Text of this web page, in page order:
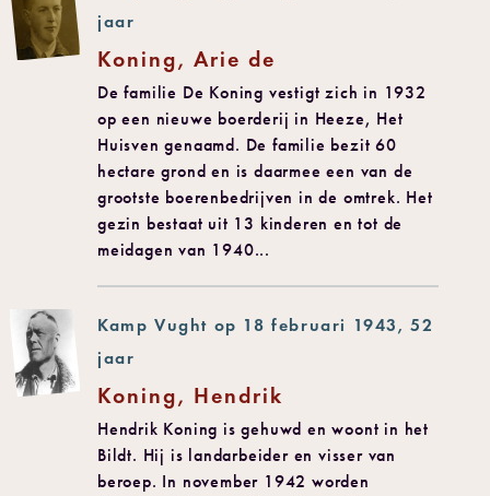
jaar
Koning, Arie de
De familie De Koning vestigt zich in 1932
op een nieuwe boerderij in Heeze, Het
Huisven genaamd. De familie bezit 60
hectare grond en is daarmee een van de
grootste boerenbedrijven in de omtrek. Het
gezin bestaat uit 13 kinderen en tot de
meidagen van 1940...
Kamp Vught op 18 februari 1943, 52
jaar
Koning, Hendrik
Hendrik Koning is gehuwd en woont in het
Bildt. Hij is landarbeider en visser van
beroep. In november 1942 worden